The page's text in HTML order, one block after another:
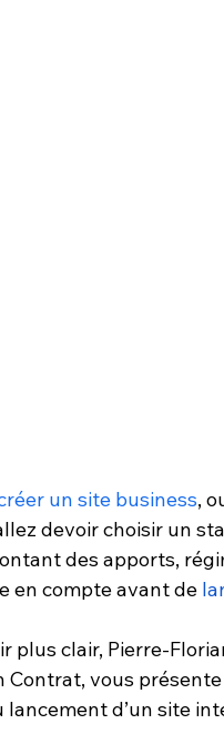
un site business,
devoir choisir un
des apports,
en compte avant de
plus clair, Pierre-
Contrat, vous
d’un site